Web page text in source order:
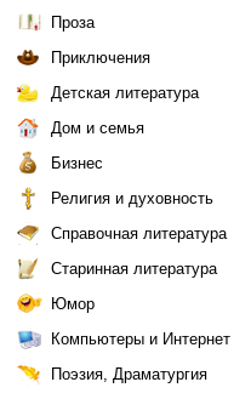
Проза
Приключения
Детская литература
Дом и семья
Бизнес
Религия и духовность
Справочная литература
Старинная литература
Юмор
Компьютеры и Интернет
Поэзия, Драматургия